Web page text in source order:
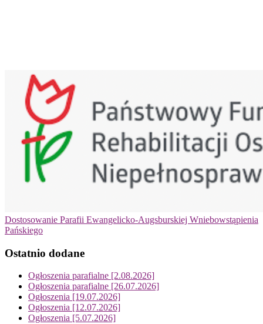
Dostosowanie Parafii Ewangelicko-Augsburskiej Wniebowstąpienia
Pańskiego
Ostatnio dodane
Ogłoszenia parafialne [2.08.2026]
Ogłoszenia parafialne [26.07.2026]
Ogłoszenia [19.07.2026]
Ogłoszenia [12.07.2026]
Ogłoszenia [5.07.2026]